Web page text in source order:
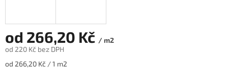
od 266,20 Kč / m2
od 220 Kč bez DPH
Měrná
od 266,20 Kč / 1 m2